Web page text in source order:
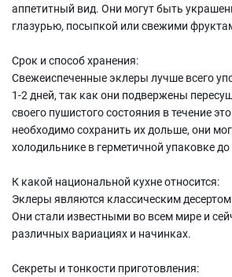
аппетитный вид. Они могут быть
глазурью, посыпкой или свежими
Срок и способ хранения:
Свежеиспеченные эклеры лучше всего
1-2 дней, так как они подвержены
своего пушистого состояния в течение
необходимо сохранить их дольше, они
холодильнике в герметичной упаковке до
К какой национальной кухне относится:
Эклеры являются классическим
Они стали известными во всем мире и
различных вариациях и начинках.
Секреты и тонкости приготовления: